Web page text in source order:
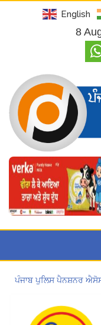
English
8
Hukamnama Sri